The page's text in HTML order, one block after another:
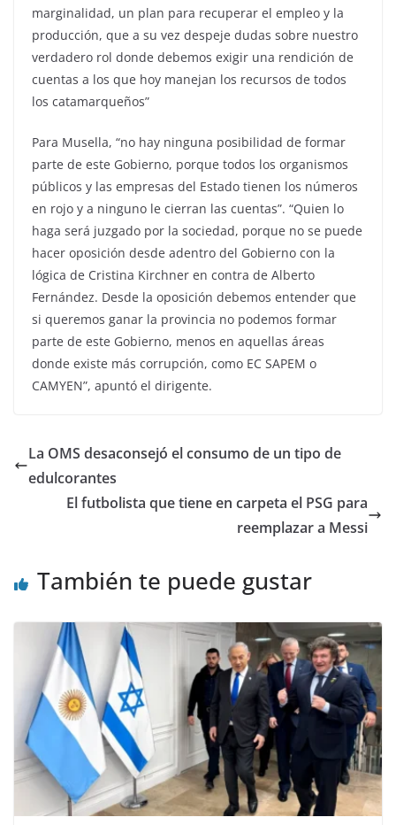
marginalidad, un plan para recuperar el empleo y la
producción, que a su vez despeje dudas sobre nuestro
verdadero rol donde debemos exigir una rendición de
cuentas a los que hoy manejan los recursos de todos
los catamarqueños”
Para Musella, “no hay ninguna posibilidad de formar
parte de este Gobierno, porque todos los organismos
públicos y las empresas del Estado tienen los números
en rojo y a ninguno le cierran las cuentas”. “Quien lo
haga será juzgado por la sociedad, porque no se puede
hacer oposición desde adentro del Gobierno con la
lógica de Cristina Kirchner en contra de Alberto
Fernández. Desde la oposición debemos entender que
si queremos ganar la provincia no podemos formar
parte de este Gobierno, menos en aquellas áreas
donde existe más corrupción, como EC SAPEM o
CAMYEN”, apuntó el dirigente.
La OMS desaconsejó el consumo de un tipo de
edulcorantes
El futbolista que tiene en carpeta el PSG para
reemplazar a Messi
También te puede gustar